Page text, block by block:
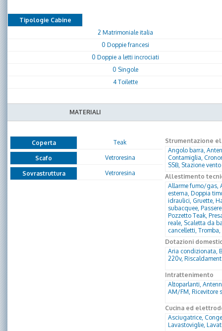
Tipologie Cabine
2 Matrimoniale italia
0 Doppie francesi
0 Doppie a letti incrociati
0 Singole
4 Toilette
MATERIALI
Coperta Teak
Scafo Vetroresina
Sovrastruttura Vetroresina
Strumentazione
Angolo barra,
Contamiglia,
SSB, Stazione vento
Allestimento
Allarme fumo/gas,
esterna, Doppia
idraulici, Gruette,
subacquee,
Pozzetto Teak,
reale, Scaletta da
cancelletti,
Dotazioni
Aria condizionata,
220v,
Intrattenimento
Altoparlanti,
AM/FM, Ricevitore
Cucina ed
Asciugatrice,
Lavastoviglie,